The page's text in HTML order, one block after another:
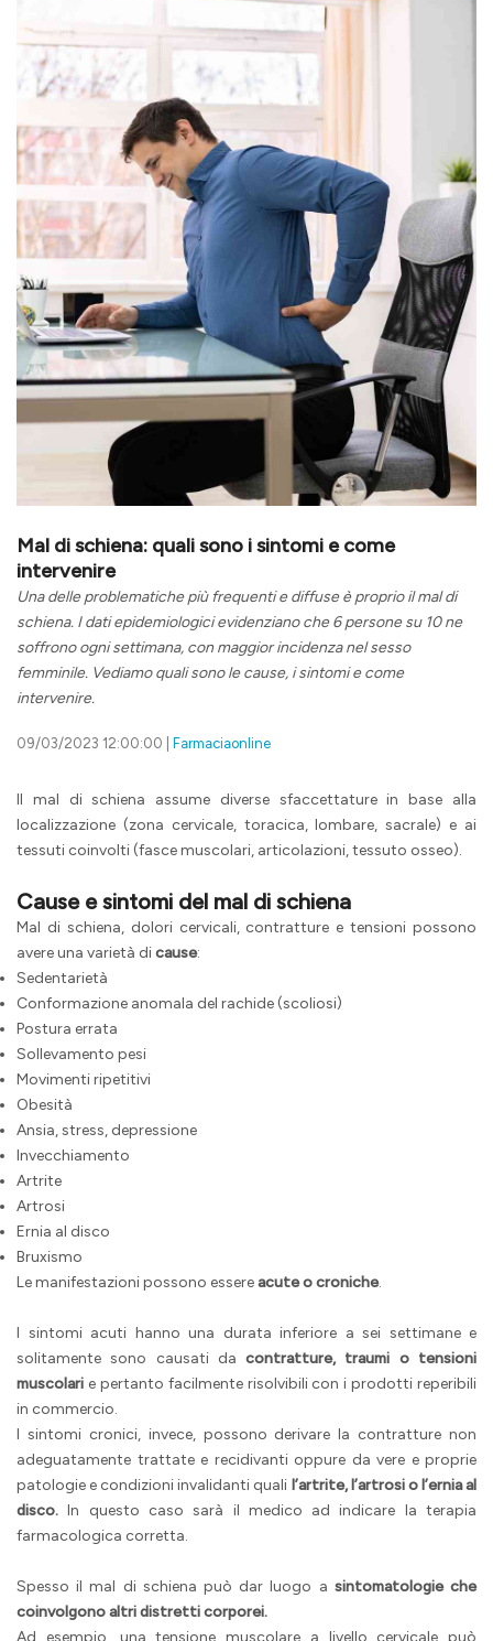
Mal di schiena: quali sono i sintomi e come
intervenire
Una delle problematiche più frequenti e diffuse è proprio il mal di
schiena. I dati epidemiologici evidenziano che 6 persone su 10 ne
soffrono ogni settimana, con maggior incidenza nel sesso
femminile. Vediamo quali sono le cause, i sintomi e come
intervenire.
09/03/2023 12:00:00 | Farmaciaonline
Il mal di schiena assume diverse sfaccettature in base alla
localizzazione (zona cervicale, toracica, lombare, sacrale) e ai
tessuti coinvolti (fasce muscolari, articolazioni, tessuto osseo).
Cause e sintomi del mal di schiena
Mal di schiena, dolori cervicali, contratture e tensioni possono
avere una varietà dicause:
Sedentarietà
Conformazione anomala del rachide (scoliosi)
Postura errata
Sollevamento pesi
Movimenti ripetitivi
Obesità
Ansia, stress, depressione
Invecchiamento
Artrite
Artrosi
Ernia al disco
Bruxismo
Le manifestazioni possono essereacute o croniche.
I sintomi acuti hanno una durata inferiore a sei settimane e
solitamente sono causati dacontratture, traumi o tensioni
muscolari e pertanto facilmente risolvibili con i prodotti reperibili
in commercio.
I sintomi cronici, invece, possono derivare la contratture non
adeguatamente trattate e recidivanti oppure da vere e proprie
patologie e condizioni invalidanti quali l’artrite, l’artrosi o l’ernia al
disco.In questo caso sarà il medico ad indicare la terapia
farmacologica corretta.
Spesso il mal di schiena può dar luogo a sintomatologie che
coinvolgono altri distretti corporei.